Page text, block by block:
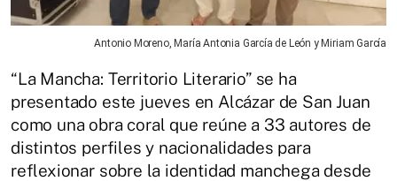
Antonio Moreno, María Antonia García de León y Miriam García
“La Mancha: Territorio Literario” se ha
presentado este jueves en Alcázar de San Juan
como una obra coral que reúne a 33 autores de
distintos perfiles y nacionalidades para
reflexionar sobre la identidad manchega desde